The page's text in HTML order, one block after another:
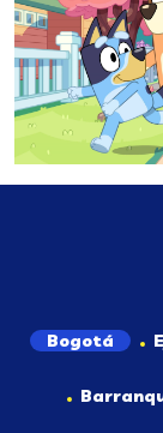
Bogotá